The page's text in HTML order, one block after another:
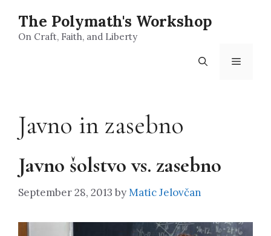
content
The Polymath's Workshop
On Craft, Faith, and Liberty
Menu
Javno in zasebno
Javno šolstvo vs. zasebno
September 28, 2013 byMatic Jelovčan